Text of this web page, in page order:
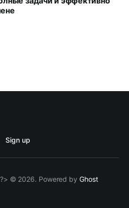
Sign up
© 2026. Powered by Ghost